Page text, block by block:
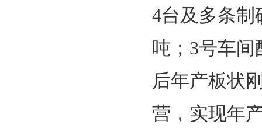
4台及多条制
吨；3号车
后年产板状
营，实现年